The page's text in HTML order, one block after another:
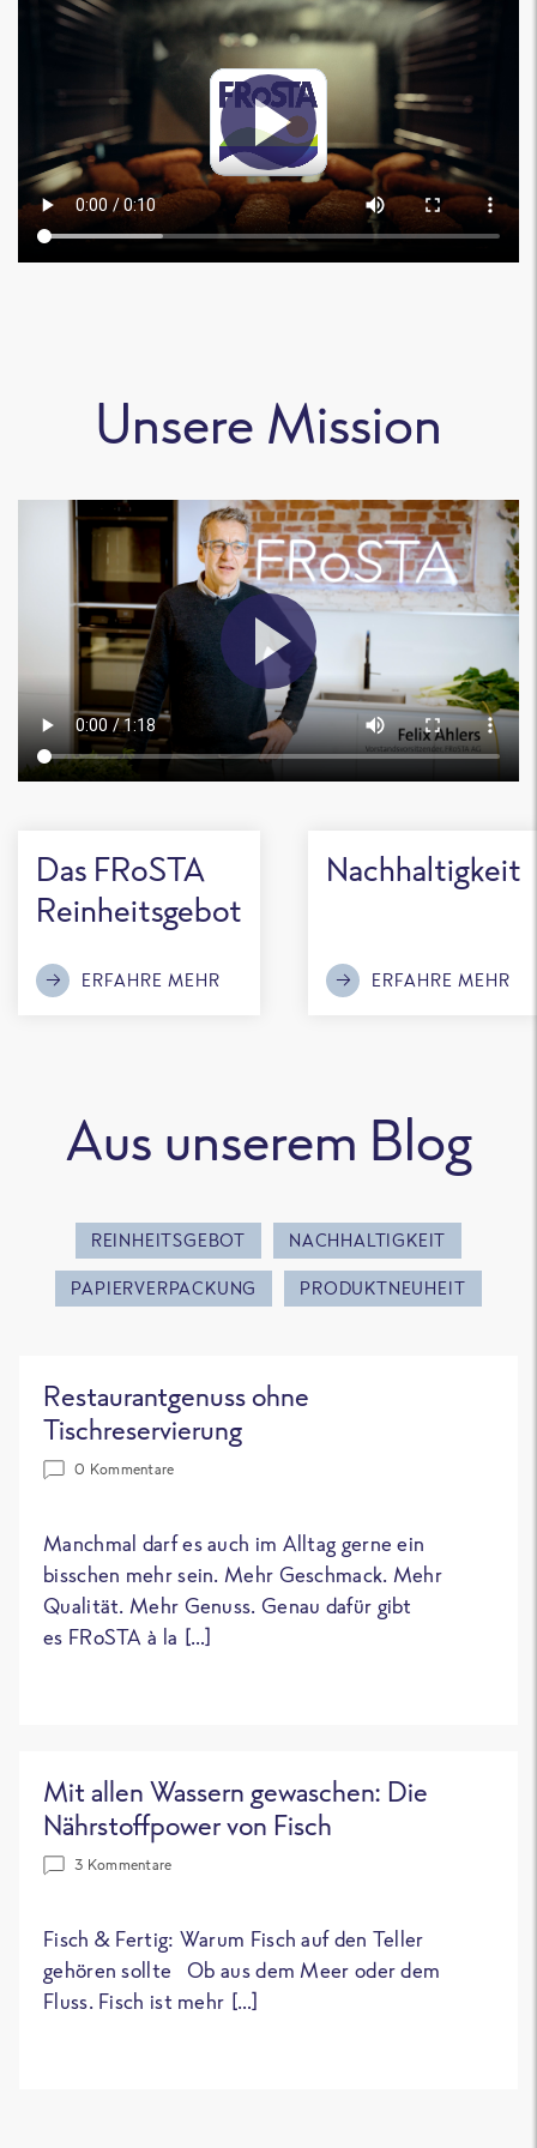
Unsere Mission
Das FRoSTA
Reinheitsgebot
ERFAHRE MEHR
Nachhaltigkeit
ERFAHRE MEHR
Aus unserem Blog
REINHEITSGEBOT NACHHALTIGKEIT
PAPIERVERPACKUNG PRODUKTNEUHEIT
Restaurantgenuss ohne
Tischreservierung
0 Kommentare
Manchmal darf es auch im Alltag gerne ein
bisschen mehr sein. Mehr Geschmack. Mehr
Qualität. Mehr Genuss. Genau dafür gibt
es FRoSTA à la […]
Mit allen Wassern gewaschen: Die
Nährstoffpower von Fisch
3 Kommentare
Fisch & Fertig: Warum Fisch auf den Teller
gehören sollte Ob aus dem Meer oder dem
Fluss. Fisch ist mehr […]